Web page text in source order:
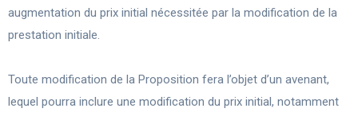
augmentation du prix initial nécessitée par la modification de la
prestation initiale.
Toute modification de la Proposition fera l’objet d’un avenant,
lequel pourra inclure une modification du prix initial, notamment